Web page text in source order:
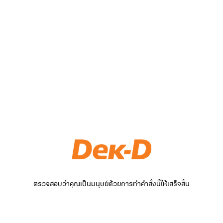
ตรวจสอบว่าคุณเป็นมนุษย์ด้วยการทำคำสั่งนี้ให้เสร็จสิ้น